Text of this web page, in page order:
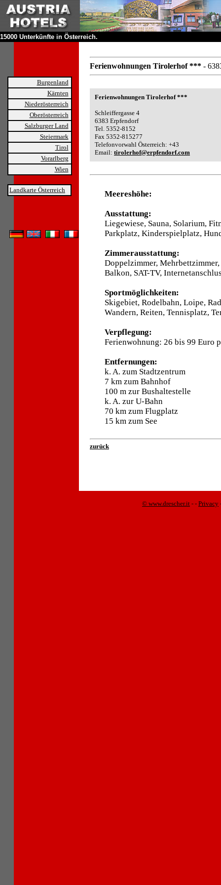
15000 Unterkünfte in Österreich.
Burgenland
Kärnten
Niederösterreich
Oberösterreich
Salzburger Land
Steiermark
Tirol
Vorarlberg
Wien
Landkarte Österreich
Ferienwohnungen Tirolerhof *** -
Ferienwohnungen Tirolerhof ***
Schleiffergasse 4
6383 Erpfendorf
Tel. 5352-8152
Fax 5352-815277
Telefonvorwahl Österreich: +43
Email: tirolerhof@erpfendorf.com
Meereshöhe:
Ausstattung:
Liegewiese, Sauna, Solarium,
Parkplatz, Kinderspielplatz,
Zimmerausstattung:
Doppelzimmer,
Balkon, SAT-TV,
Sportmöglichkeiten:
Skigebiet, Rodelbahn, Loipe,
Wandern, Reiten, Tennisplatz,
Verpflegung:
Ferienwohnung: 26 bis 99 Euro
Entfernungen:
k. A. zum Stadtzentrum
7 km zum Bahnhof
100 m zur Bushaltestelle
k. A. zur U-Bahn
70 km zum Flugplatz
15 km zum See
zurück
© www.drescher.it - - Privacy